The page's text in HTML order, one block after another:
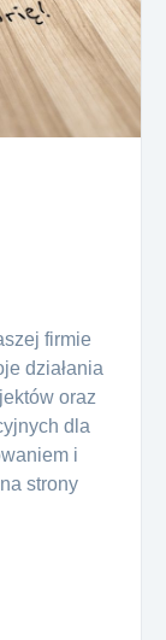
firmie
działania
oraz
dla
i
strony